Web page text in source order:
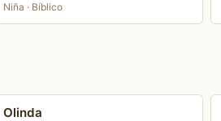
Niña · Bíblico
Olinda